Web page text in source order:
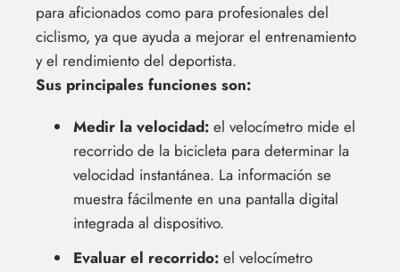
para aficionados como para profesionales del
ciclismo, ya que ayuda a mejorar el entrenamiento
y el rendimiento del deportista.
Sus principales funciones son:
Medir la velocidad: el velocímetro mide el
recorrido de la bicicleta para determinar la
velocidad instantánea. La información se
muestra fácilmente en una pantalla digital
integrada al dispositivo.
Evaluar el recorrido: el velocímetro